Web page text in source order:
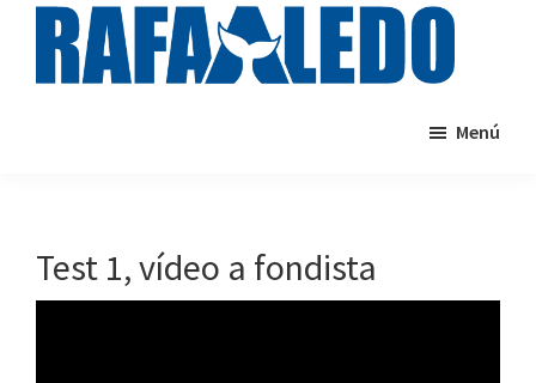
contenido
Menú
Test 1, vídeo a fondista